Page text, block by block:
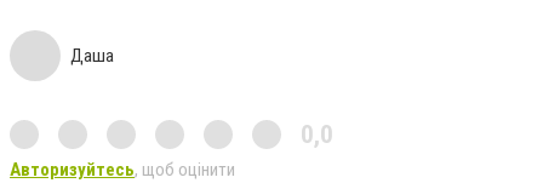
Даша
0,0
Авторизуйтесь, щоб оцінити